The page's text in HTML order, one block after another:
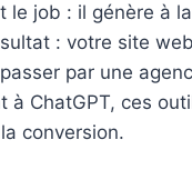
le job : il génère à
: votre site
par une
à ChatGPT, ces
conversion.